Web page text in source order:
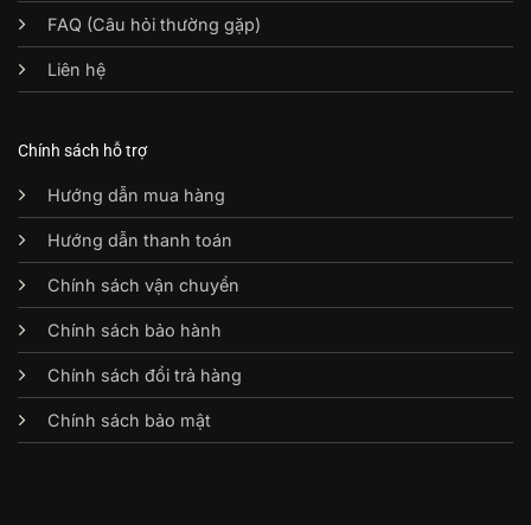
FAQ (Câu hỏi thường gặp)
Liên hệ
Chính sách hỗ trợ
Hướng dẫn mua hàng
Hướng dẫn thanh toán
Chính sách vận chuyển
Chính sách bảo hành
Chính sách đổi trả hàng
Chính sách bảo mật